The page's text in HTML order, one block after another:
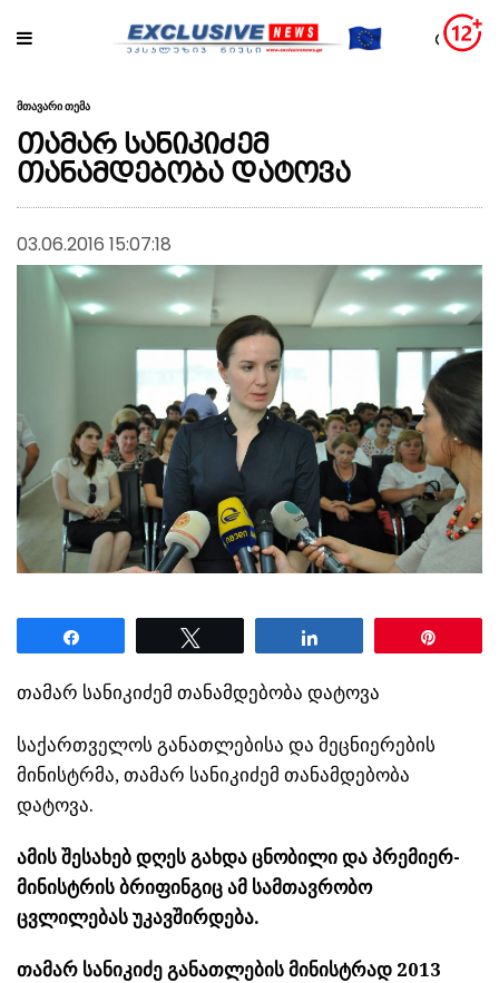
მთავარი თემა
თამარ სანიკიძემ
თანამდებობა დატოვა
03.06.2016 15:07:18
თამარ სანიკიძემ თანამდებობა დატოვა
საქართველოს განათლებისა და მეცნიერების
მინისტრმა, თამარ სანიკიძემ თანამდებობა
დატოვა.
ამის შესახებ დღეს გახდა ცნობილი და პრემიერ-
მინისტრის ბრიფინგიც ამ სამთავრობო
ცვლილებას უკავშირდება.
თამარ სანიკიძე განათლების მინისტრად 2013